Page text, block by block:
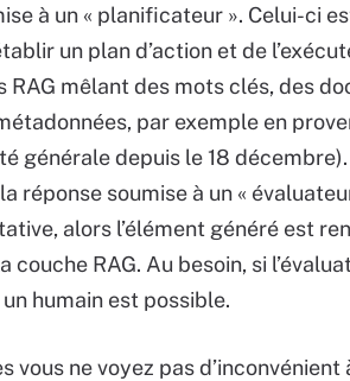
à un « planificateur ». Celui-ci
un plan d’action et de
RAG mêlant des mots clés, des
par exemple en
générale depuis le 18
réponse soumise à un «
alors l’élément généré est
RAG. Au besoin, si
humain est possible.
ne voyez pas d’inconvénient